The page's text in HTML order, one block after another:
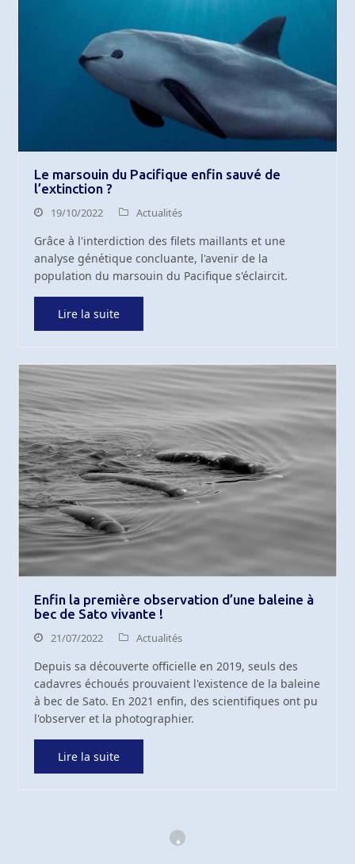
Le marsouin du Pacifique enfin sauvé de
l’extinction ?
19/10/2022 Actualités
Grâce à l'interdiction des filets maillants et une
analyse génétique concluante, l'avenir de la
population du marsouin du Pacifique s'éclaircit.
Lire la suite
Enfin la première observation d’une baleine à
bec de Sato vivante !
21/07/2022 Actualités
Depuis sa découverte officielle en 2019, seuls des
cadavres échoués prouvaient l'existence de la baleine
à bec de Sato. En 2021 enfin, des scientifiques ont pu
l'observer et la photographier.
Lire la suite